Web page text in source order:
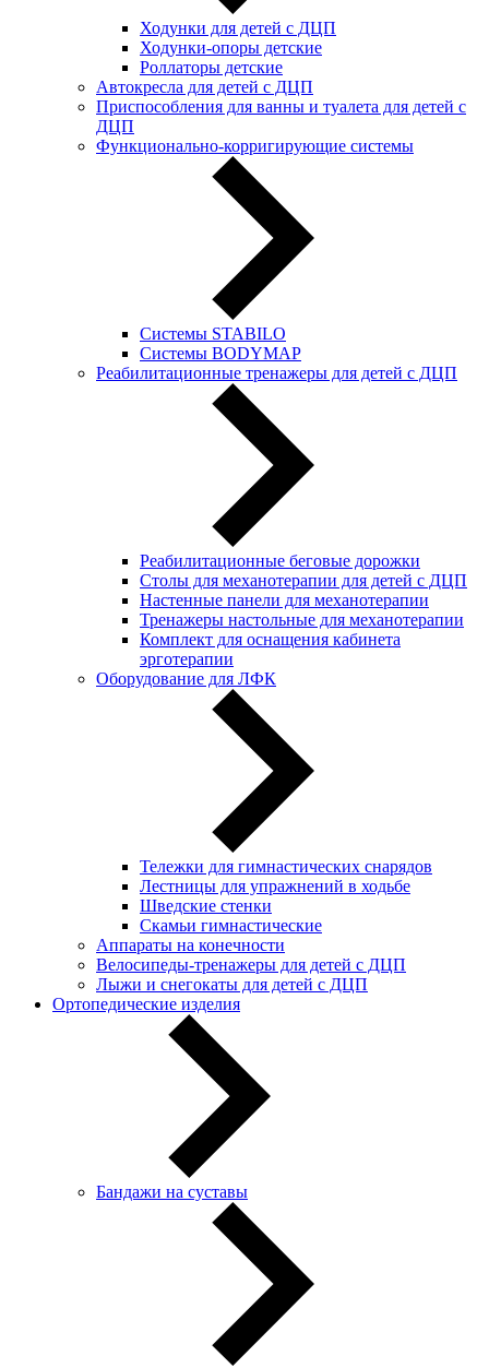
Ходунки для детей с ДЦП
Ходунки-опоры детские
Роллаторы детские
Автокресла для детей с ДЦП
Приспособления для ванны и туалета для детей с
ДЦП
Функционально-корригирующие системы
Системы STABILO
Системы BODYMAP
Реабилитационные тренажеры для детей с ДЦП
Реабилитационные беговые дорожки
Столы для механотерапии для детей с ДЦП
Настенные панели для механотерапии
Тренажеры настольные для механотерапии
Комплект для оснащения кабинета
эрготерапии
Оборудование для ЛФК
Тележки для гимнастических снарядов
Лестницы для упражнений в ходьбе
Шведские стенки
Скамьи гимнастические
Аппараты на конечности
Велосипеды-тренажеры для детей с ДЦП
Лыжи и снегокаты для детей с ДЦП
Ортопедические изделия
Бандажи на суставы